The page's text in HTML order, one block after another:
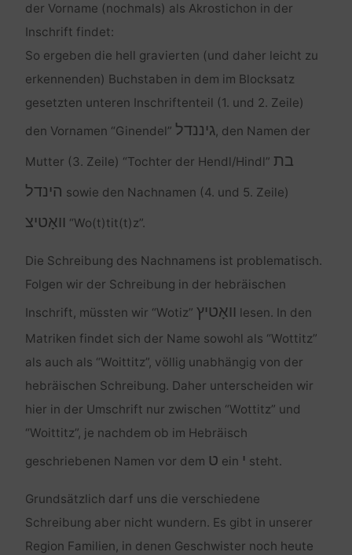
der Vorname (nochmals) als Akrostichon in der
Inschrift findet:
So ergeben die hell gravierten (und daher leicht zu
erkennenden) Buchstaben in dem im Blocksatz
gesetzten unteren Inschriftenteil (1. und 2. Zeile)
den Vornamen “Ginendel” גיננדל, den Namen der
Mutter (3. Zeile) “Tochter der Hendl/Hindl” בת
הינדל sowie den Nachnamen (4. und 5. Zeile)
וואָטיצ “Wo(t)tit(t)z”.
Die Schreibung des Nachnamens ist problematisch.
Folgen wir der Schreibung in der hebräischen
Inschrift, müssten wir “Wotiz” וואָטיץ lesen. In den
Matriken findet sich der Name sowohl als “Wottitz”
als auch als “Woittitz”, völlig unabhängig von der
hebräischen Schreibung. Daher unterscheiden wir
hier in der Umschrift nur zwischen “Wottitz” und
“Woittitz”, je nachdem ob im Hebräisch
geschriebenen Namen vor dem ט ein י steht.
Grundsätzlich darf uns die verschiedene
Schreibung aber nicht wundern. Es gibt in unserer
Region Familien, in denen Geschwister noch heute